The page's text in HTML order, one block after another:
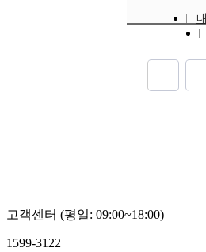
고객센터 (평일: 09:00~18:00)
1599-3122